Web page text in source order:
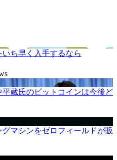
ち早く入手するなら
平蔵氏のビットコインは今後ど
マシンをゼロフィールドが販